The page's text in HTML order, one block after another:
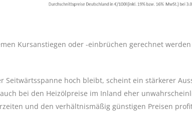
Kursanstiegen oder -einbrüchen gerechnet werden
Seitwärtsspanne hoch bleibt, scheint ein stärkerer
bei den Heizölpreise im Inland eher
und den verhältnismäßig günstigen Preisen